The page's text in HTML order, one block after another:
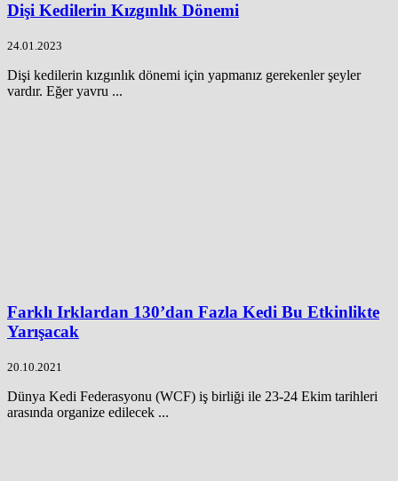
Dişi Kedilerin Kızgınlık Dönemi
24.01.2023
Dişi kedilerin kızgınlık dönemi için yapmanız gerekenler şeyler
vardır. Eğer yavru ...
Farklı Irklardan 130’dan Fazla Kedi Bu Etkinlikte
Yarışacak
20.10.2021
Dünya Kedi Federasyonu (WCF) iş birliği ile 23-24 Ekim tarihleri
arasında organize edilecek ...